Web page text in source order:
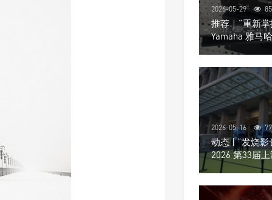
2026-05-29
推荐｜“重新
Yamaha 雅马
大器
2026-05-16
动态 | “发烧影
2026 第33届